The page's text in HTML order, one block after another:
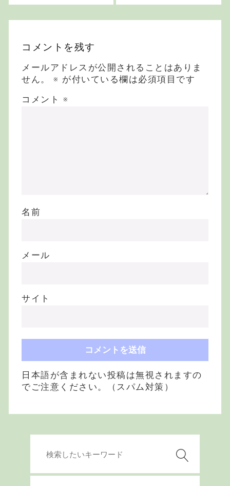
レンをご紹介
コメントを残す
メールアドレスが公開されることはありま
せん。
※ が付いている欄は必須項目です
コメント ※
名前
メール
サイト
日本語が含まれない投稿は無視されますの
でご注意ください。（スパム対策）